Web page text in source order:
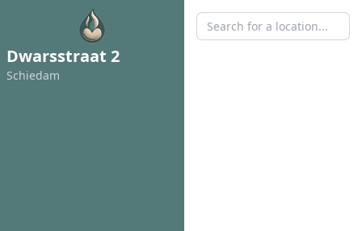
Dwarsstraat 2
Schiedam